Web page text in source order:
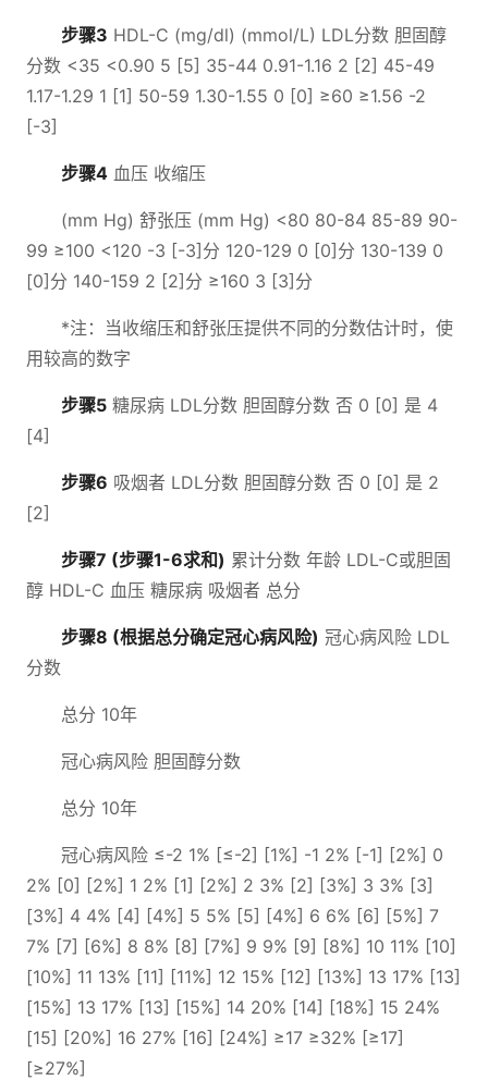
步骤3 HDL-C (mg/dl) (mmol/L) LDL分数 胆固醇
分数 <35 <0.90 5 [5] 35-44 0.91-1.16 2 [2] 45-49
1.17-1.29 1 [1] 50-59 1.30-1.55 0 [0] ≥60 ≥1.56 -2
[-3]
步骤4 血压 收缩压
(mm Hg) 舒张压 (mm Hg) <80 80-84 85-89 90-
99 ≥100 <120 -3 [-3]分 120-129 0 [0]分 130-139 0
[0]分 140-159 2 [2]分 ≥160 3 [3]分
*注：当收缩压和舒张压提供不同的分数估计时，使
用较高的数字
步骤5 糖尿病 LDL分数 胆固醇分数 否 0 [0] 是 4
[4]
步骤6 吸烟者 LDL分数 胆固醇分数 否 0 [0] 是 2
[2]
步骤7 (步骤1-6求和) 累计分数 年龄 LDL-C或胆固
醇 HDL-C 血压 糖尿病 吸烟者 总分
步骤8 (根据总分确定冠心病风险) 冠心病风险 LDL
分数
总分 10年
冠心病风险 胆固醇分数
总分 10年
冠心病风险 ≤-2 1% [≤-2] [1%] -1 2% [-1] [2%] 0
2% [0] [2%] 1 2% [1] [2%] 2 3% [2] [3%] 3 3% [3]
[3%] 4 4% [4] [4%] 5 5% [5] [4%] 6 6% [6] [5%] 7
7% [7] [6%] 8 8% [8] [7%] 9 9% [9] [8%] 10 11% [10]
[10%] 11 13% [11] [11%] 12 15% [12] [13%] 13 17% [13]
[15%] 13 17% [13] [15%] 14 20% [14] [18%] 15 24%
[15] [20%] 16 27% [16] [24%] ≥17 ≥32% [≥17]
[≥27%]